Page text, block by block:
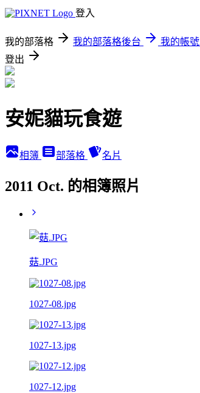
登入
我的部落格 我的部落格後台
我的帳號
登出
安妮貓玩食遊
相簿 部落格 名片
2011 Oct. 的相簿照片
菇.JPG
1027-08.jpg
1027-13.jpg
1027-12.jpg